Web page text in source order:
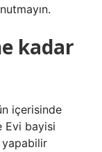
kadar
içerisinde
Evi bayisi
yapabilir